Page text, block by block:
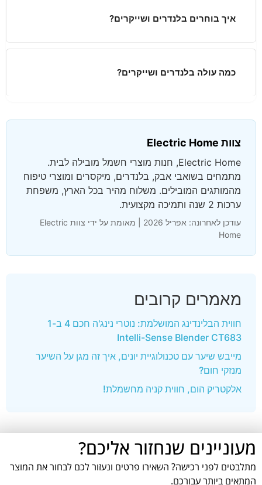
איך בוחרים בלנדרים ושייקרים?
כמה עולה בלנדרים ושייקרים?
צוות Electric Home
Electric Home, חנות מוצרי חשמל מובילה לבית.
מתמחים בשואבי אבק, בלנדרים, מיקסרים ומוצרי טיפוח
מהמותגים המובילים. משלוח מהיר בכל הארץ, משפחת
ערכות 2 שנה ותמיכה מקצועית.
עודכן לאחרונה: אפריל 2026 | מאומת על ידי צוות Electric
Home
מאמרים קרובים
חווית הבלינדינג המושלמת: נוטרי נינג'ה חכם 4 ב-1
Intelli-Sense Blender CT683
מייבש שיער עם טכנולוגיית יונים, איך זה מגן על השיער
מנזקי חום?
אלקטריק הום, חווית קניה מחשמלת!
מעוניינים שנחזור אליכם?
מתלבטים לפני רכישה? השאירו פרטים ונעזור לכם לבחור את המוצר
המתאים ביותר עבורכם.